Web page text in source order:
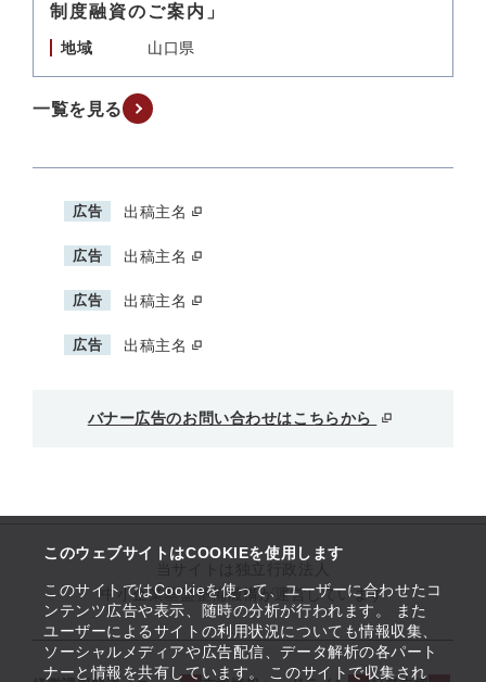
このウェブサイトはCOOKIEを使用します
このサイトではCookieを使って、ユーザーに合わせたコ
ンテンツ広告や表示、随時の分析が行われます。 また
ユーザーによるサイトの利用状況についても情報収集、
ソーシャルメディアや広告配信、データ解析の各パート
ナーと情報を共有しています。 このサイトで収集され
制度融資のご案内」
地域 山口県
一覧を見る
広告 出稿主名
広告 出稿主名
広告 出稿主名
広告 出稿主名
バナー広告のお問い合わせはこちらから
中小企業基盤整備機構が運営しています